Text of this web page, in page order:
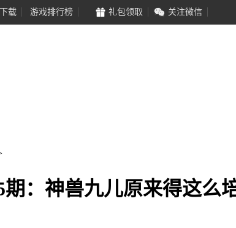
载 游戏排行榜 礼包领取 关注微信
期：神兽九儿原来得这么